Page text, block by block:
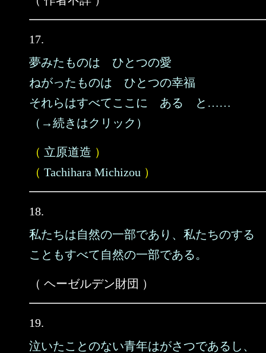
17.
夢みたものは ひとつの愛
ねがったものは ひとつの幸福
それらはすべてここに ある と……
（→続きはクリック）
（ 立原道造 ）
（ Tachihara Michizou ）
18.
私たちは自然の一部であり、私たちのする
こともすべて自然の一部である。
（ ヘーゼルデン財団 ）
19.
泣いたことのない青年はがさつであるし、